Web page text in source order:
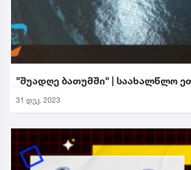
"შუადღე ბათუმში" | საახალწლო
31 დეკ. 2023